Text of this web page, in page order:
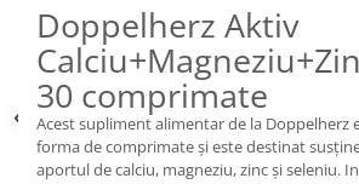
Doppelherz Aktiv
30 comprimate
Acest supliment alimentar de la Doppelherz
forma de comprimate și este destinat
aportul de calciu, magneziu, zinc și seleniu.